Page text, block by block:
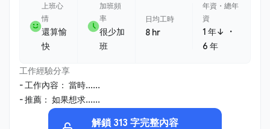
上班心
情
還算愉
快
加班頻
率
很少加
班
日均工時
8 hr
年資・總年
資
1 年↓ ・
6 年
工作經驗分享
- 工作內容： 當時......
- 推薦： 如果想求......
解鎖 313 字完整內容